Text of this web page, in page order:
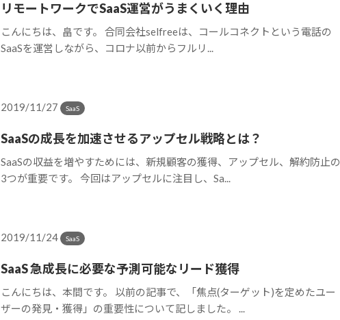
リモートワークでSaaS運営がうまくいく理由
こんにちは、畠です。 合同会社selfreeは、コールコネクトという電話の
SaaSを運営しながら、コロナ以前からフルリ...
2019/11/27 SaaS
SaaSの成長を加速させるアップセル戦略とは？
SaaSの収益を増やすためには、新規顧客の獲得、アップセル、解約防止の
3つが重要です。 今回はアップセルに注目し、Sa...
2019/11/24 SaaS
SaaS 急成長に必要な予測可能なリード獲得
こんにちは、本間です。 以前の記事で、「焦点(ターゲット)を定めたユー
ザーの発見・獲得」の重要性について記しました。 ...